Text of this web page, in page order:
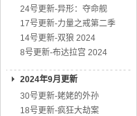
24号更新-异形：夺命舰
17号更新-力量之戒第二季
14号更新-双狼 2024
8号更新-布达拉宫 2024
2024年9月更新
30号更新-姥姥的外孙
18号更新-疯狂大劫案